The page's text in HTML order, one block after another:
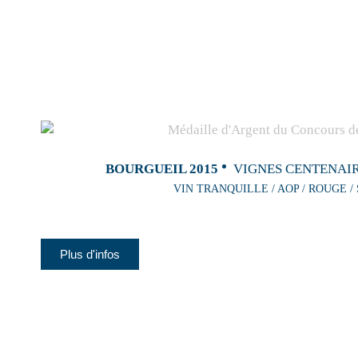
BOURGUEIL 2015 VIGNES
VIN TRANQUILLE / AOP / ROUGE /
Plus d'infos